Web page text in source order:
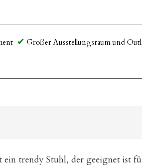
Großer Ausstellungsraum und
trendy Stuhl, der geeignet ist